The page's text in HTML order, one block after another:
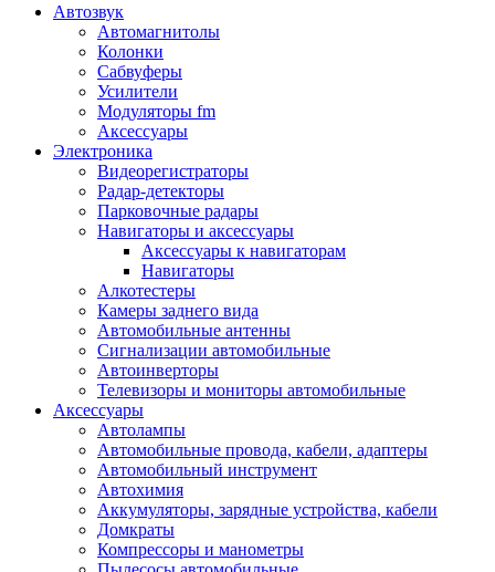
Материалы для переплета
Запчасти и другие расходные материалы
Автоподатчики
Блоки лазера
(памперс)
Валы переноса заряда/магнитные валы
Валы резиновые/тефлоновые
Втулки/подшипники/бушинги
Девелоперы
Дозирущие лезвия
Другие зип
Кабели
Крышки
Лампы
Лотки, кассеты
Моторы/двигатели/редукторы
Платы форматирования
Ракели
Ролики/наборы роликов/насадки
Сервисные наборы
Смазки
Автозвук
Автомагнитолы
Колонки
Сабвуферы
Усилители
Модуляторы fm
Аксессуары
Электроника
Видеорегистраторы
Радар-детекторы
Парковочные радары
Навигаторы и аксессуары
Аксессуары к навигаторам
Навигаторы
Алкотестеры
Камеры заднего вида
Автомобильные антенны
Сигнализации автомобильные
Автоинверторы
Телевизоры и мониторы автомобильные
Аксессуары
Автолампы
Автомобильные провода, кабели, адаптеры
Автомобильный инструмент
Автохимия
Аккумуляторы, зарядные устройства, кабели
Домкраты
Компрессоры и манометры